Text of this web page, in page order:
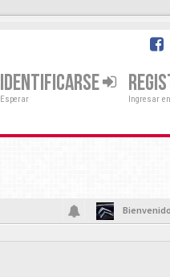
IDENTIFICARSE
Esperar Ingresar